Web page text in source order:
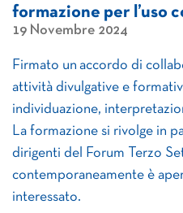
formazione per l’uso
19 Novembre 2024
Firmato un accordo di
attività divulgative e
individuazione,
La formazione si rivolge in
dirigenti del Forum Terzo
contemporaneamente è
interessato.